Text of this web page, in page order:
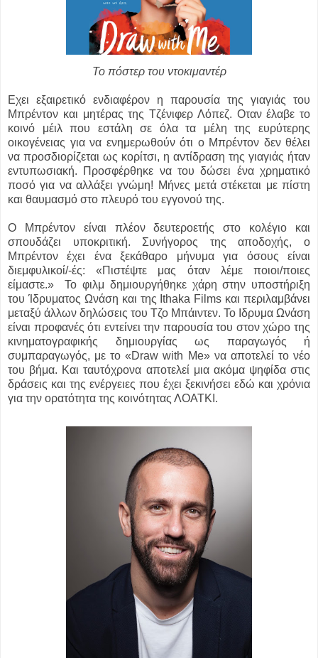
Το πόστερ του ντοκιμαντέρ
Εχει εξαιρετικό ενδιαφέρον η παρουσία της γιαγιάς του
Μπρέντον και μητέρας της Τζένιφερ Λόπεζ. Οταν έλαβε το
κοινό μέιλ που εστάλη σε όλα τα μέλη της ευρύτερης
οικογένειας για να ενημερωθούν ότι ο Μπρέντον δεν θέλει
να προσδιορίζεται ως κορίτσι, η αντίδραση της γιαγιάς ήταν
εντυπωσιακή. Προσφέρθηκε να του δώσει ένα χρηματικό
ποσό για να αλλάξει γνώμη! Μήνες μετά στέκεται με πίστη
και θαυμασμό στο πλευρό του εγγονού της.
Ο Μπρέντον είναι πλέον δευτεροετής στο κολέγιο και
σπουδάζει υποκριτική. Συνήγορος της αποδοχής, ο
Μπρέντον έχει ένα ξεκάθαρο μήνυμα για όσους είναι
διεμφυλικοί/-ές: «Πιστέψτε μας όταν λέμε ποιοι/ποιες
είμαστε.» Το φιλμ δημιουργήθηκε χάρη στην υποστήριξη
του Ίδρυματος Ωνάση και της Ithaka Films και περιλαμβάνει
μεταξύ άλλων δηλώσεις του Τζο Μπάιντεν. Το Ιδρυμα Ωνάση
είναι προφανές ότι εντείνει την παρουσία του στον χώρο της
κινηματογραφικής δημιουργίας ως παραγωγός ή
συμπαραγωγός, με το «Draw with Me» να αποτελεί το νέο
του βήμα. Και ταυτόχρονα αποτελεί μια ακόμα ψηφίδα στις
δράσεις και της ενέργειες που έχει ξεκινήσει εδώ και χρόνια
για την ορατότητα της κοινότητας ΛΟΑΤΚΙ.